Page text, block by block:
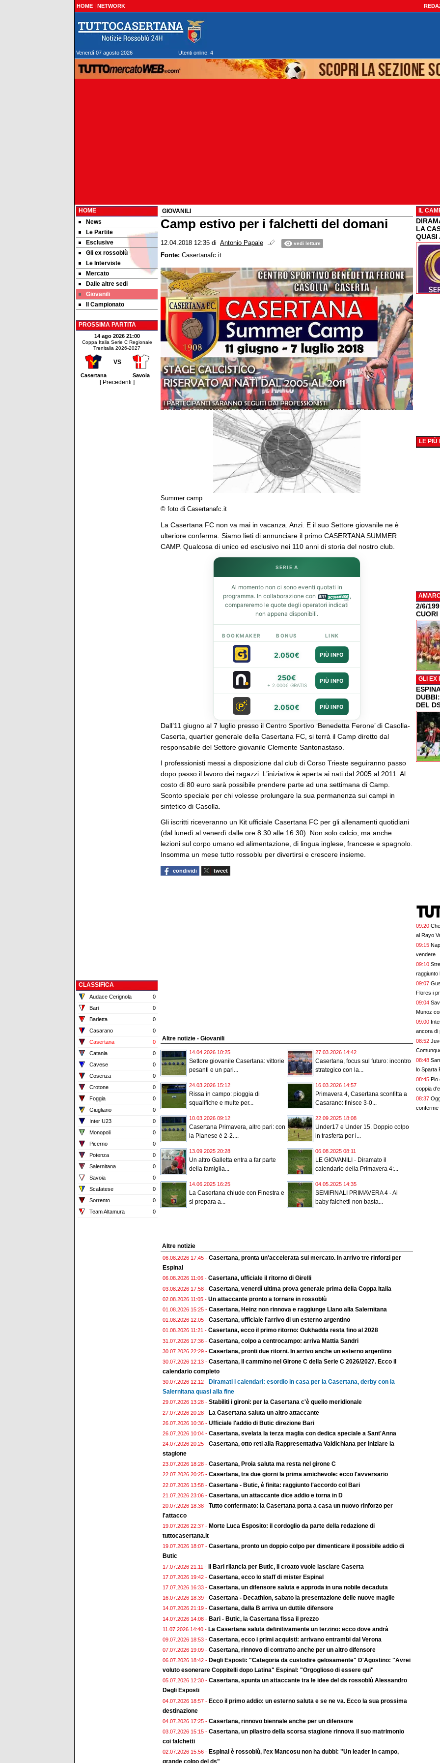
HOME NETWORK
Venerdì 07 agosto 2026 Utenti online: 4
HOME
News
Le Partite
Esclusive
Gli ex rossoblù
Le Interviste
Mercato
Dalle altre sedi
Giovanili
Il Campionato
PROSSIMA PARTITA
14 ago 2026 21:00
Coppa Italia Serie C Regionale
Trenitalia 2026-2027
VS
Casertana Savoia
[ Precedenti ]
CLASSIFICA
Audace Cerignola
0
Bari
0
Barletta
0
Casarano
0
Casertana
0
Catania
0
Cavese
0
Cosenza
0
Crotone
0
Foggia
0
Giugliano
0
Inter U23
0
Monopoli
0
Picerno
0
Potenza
0
Salernitana
0
Savoia
0
Scafatese
0
Sorrento
0
Team Altamura
0
GIOVANILI
Camp estivo per i falchetti del domani
12.04.2018 12:35 di Antonio Papale vedi letture
Fonte: Casertanafc.it
Summer camp
© foto di Casertanafc.it
La Casertana FC non va mai in vacanza. Anzi. E il suo Settore giovanile ne è
ulteriore conferma. Siamo lieti di annunciare il primo CASERTANA SUMMER
CAMP. Qualcosa di unico ed esclusivo nei 110 anni di storia del nostro club.
SERIE A
Al momento non ci sono eventi quotati in
programma. In collaborazione con
,
compareremo le quote degli operatori indicati
non appena disponibili.
BOOKMAKER BONUS LINK
2.050€ PIÙ INFO
250€
+ 2.000€ GRATIS
PIÙ INFO
2.050€ PIÙ INFO
Dall’11 giugno al 7 luglio presso il Centro Sportivo ‘Benedetta Ferone’ di Casolla-
Caserta, quartier generale della Casertana FC, si terrà il Camp diretto dal
responsabile del Settore giovanile Clemente Santonastaso.
I professionisti messi a disposizione dal club di Corso Trieste seguiranno passo
dopo passo il lavoro dei ragazzi. L’iniziativa è aperta ai nati dal 2005 al 2011. Al
costo di 80 euro sarà possibile prendere parte ad una settimana di Camp.
Sconto speciale per chi volesse prolungare la sua permanenza sui campi in
sintetico di Casolla.
Gli iscritti riceveranno un Kit ufficiale Casertana FC per gli allenamenti quotidiani
(dal lunedì al venerdì dalle ore 8.30 alle 16.30). Non solo calcio, ma anche
lezioni sul corpo umano ed alimentazione, di lingua inglese, francese e spagnolo.
Insomma un mese tutto rossoblu per divertirsi e crescere insieme.
condividi tweet
Altre notizie - Giovanili
14.04.2026 10:25
Settore giovanile Casertana: vittorie
pesanti e un pari...
27.03.2026 14:42
Casertana, focus sul futuro: incontro
strategico con la...
24.03.2026 15:12
Rissa in campo: pioggia di
squalifiche e multe per...
16.03.2026 14:57
Primavera 4, Casertana sconfitta a
Casarano: finisce 3-0...
10.03.2026 09:12
Casertana Primavera, altro pari: con
la Pianese è 2-2....
22.09.2025 18:08
Under17 e Under 15. Doppio colpo
in trasferta per i...
13.09.2025 20:28
Un altro Galletta entra a far parte
della famiglia...
06.08.2025 08:11
LE GIOVANILI - Diramato il
calendario della Primavera 4:...
14.06.2025 16:25
La Casertana chiude con Finestra e
si prepara a...
04.05.2025 14:35
SEMIFINALI PRIMAVERA 4 - Ai
baby falchetti non basta...
Altre notizie
06.08.2026 17:45 - Casertana, pronta un'accelerata sul mercato. In arrivo tre rinforzi per
Espinal
06.08.2026 11:06 - Casertana, ufficiale il ritorno di Girelli
03.08.2026 17:58 - Casertana, venerdì ultima prova generale prima della Coppa Italia
02.08.2026 11:05 - Un attaccante pronto a tornare in rossoblù
01.08.2026 15:25 - Casertana, Heinz non rinnova e raggiunge Llano alla Salernitana
01.08.2026 12:05 - Casertana, ufficiale l'arrivo di un esterno argentino
01.08.2026 11:21 - Casertana, ecco il primo ritorno: Oukhadda resta fino al 2028
31.07.2026 17:36 - Casertana, colpo a centrocampo: arriva Mattia Sandri
30.07.2026 22:29 - Casertana, pronti due ritorni. In arrivo anche un esterno argentino
30.07.2026 12:13 - Casertana, il cammino nel Girone C della Serie C 2026/2027. Ecco il
calendario completo
30.07.2026 12:12 - Diramati i calendari: esordio in casa per la Casertana, derby con la
Salernitana quasi alla fine
29.07.2026 13:28 - Stabiliti i gironi: per la Casertana c'è quello meridionale
27.07.2026 20:28 - La Casertana saluta un altro attaccante
26.07.2026 10:36 - Ufficiale l'addio di Butic direzione Bari
26.07.2026 10:04 - Casertana, svelata la terza maglia con dedica speciale a Sant'Anna
24.07.2026 20:25 - Casertana, otto reti alla Rappresentativa Valdichiana per iniziare la
stagione
23.07.2026 18:28 - Casertana, Proia saluta ma resta nel girone C
22.07.2026 20:25 - Casertana, tra due giorni la prima amichevole: ecco l'avversario
22.07.2026 13:58 - Casertana - Butic, è finita: raggiunto l'accordo col Bari
21.07.2026 23:06 - Casertana, un attaccante dice addio e torna in D
20.07.2026 18:38 - Tutto confermato: la Casertana porta a casa un nuovo rinforzo per
l'attacco
19.07.2026 22:37 - Morte Luca Esposito: il cordoglio da parte della redazione di
tuttocasertana.it
19.07.2026 18:07 - Casertana, pronto un doppio colpo per dimenticare il possibile addio di
Butic
17.07.2026 21:11 - Il Bari rilancia per Butic, il croato vuole lasciare Caserta
17.07.2026 19:42 - Casertana, ecco lo staff di mister Espinal
17.07.2026 16:33 - Casertana, un difensore saluta e approda in una nobile decaduta
16.07.2026 18:39 - Casertana - Decathlon, sabato la presentazione delle nuove maglie
14.07.2026 21:19 - Casertana, dalla B arriva un duttile difensore
14.07.2026 14:08 - Bari - Butic, la Casertana fissa il prezzo
11.07.2026 14:40 - La Casertana saluta definitivamente un terzino: ecco dove andrà
09.07.2026 18:53 - Casertana, ecco i primi acquisti: arrivano entrambi dal Verona
07.07.2026 19:09 - Casertana, rinnovo di contratto anche per un altro difensore
06.07.2026 18:42 - Degli Esposti: "Categoria da custodire gelosamente" D'Agostino: "Avrei
voluto esonerare Coppitelli dopo Latina" Espinal: "Orgoglioso di essere qui"
05.07.2026 12:30 - Casertana, spunta un attaccante tra le idee del ds rossoblù Alessandro
Degli Esposti
04.07.2026 18:57 - Ecco il primo addio: un esterno saluta e se ne va. Ecco la sua prossima
destinazione
04.07.2026 17:25 - Casertana, rinnovo biennale anche per un difensore
03.07.2026 15:15 - Casertana, un pilastro della scorsa stagione rinnova il suo matrimonio
coi falchetti
02.07.2026 15:56 - Espinal è rossoblù, l'ex Mancosu non ha dubbi: "Un leader in campo,
IL
LA
QUASI
LE PIÙ
2/6/
CUORI
GLI EX
DEL
09:20
al Rayo
09:15
vendere
09:10
raggiunto
09:07
Flores i
bel colpo”
09:04
Munoz
09:00
ancora di
08:52
08:48
lo Sparta
08:45 Pio
coppia
08:37
conferme